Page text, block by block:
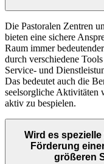
Die Pastoralen Zentren
bieten eine sichere
Raum immer
durch verschiedene
Service- und
Das bedeutet auch die
seelsorgliche Aktivitäten
aktiv zu bespielen.
Wird es
Förderung
größeren